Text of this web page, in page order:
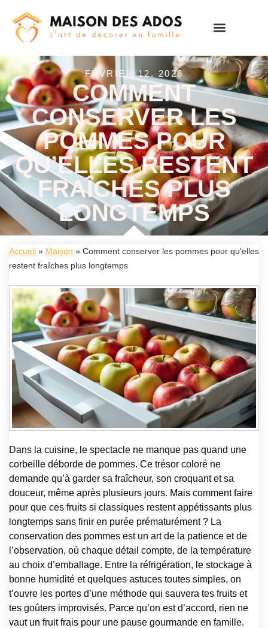
FÉVRIER 12, 2026
COMMENT
CONSERVER LES
POMMES POUR
QU’ELLES RESTENT
FRAÎCHES PLUS
LONGTEMPS
Accueil » Maison » Comment conserver les pommes pour qu’elles
restent fraîches plus longtemps
Dans la cuisine, le spectacle ne manque pas quand une
corbeille déborde de pommes. Ce trésor coloré ne
demande qu’à garder sa fraîcheur, son croquant et sa
douceur, même après plusieurs jours. Mais comment faire
pour que ces fruits si classiques restent appétissants plus
longtemps sans finir en purée prématurément ? La
conservation des pommes est un art de la patience et de
l’observation, où chaque détail compte, de la température
au choix d’emballage. Entre la réfrigération, le stockage à
bonne humidité et quelques astuces toutes simples, on
t’ouvre les portes d’une méthode qui sauvera tes fruits et
tes goûters improvisés. Parce qu’on est d’accord, rien ne
vaut un fruit frais pour une pause gourmande en famille.